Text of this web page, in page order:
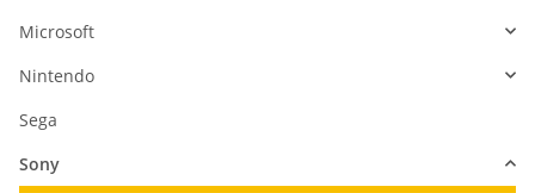
Microsoft
Nintendo
Sega
Sony